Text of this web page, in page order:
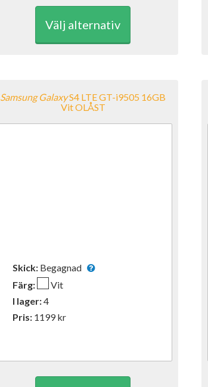
Välj alternativ
Samsung GalaxyS4 LTE GT-i9505 16GB
Vit OLÅST
Skick: Begagnad
Färg:
Vit
I lager:4
Pris: 1199kr